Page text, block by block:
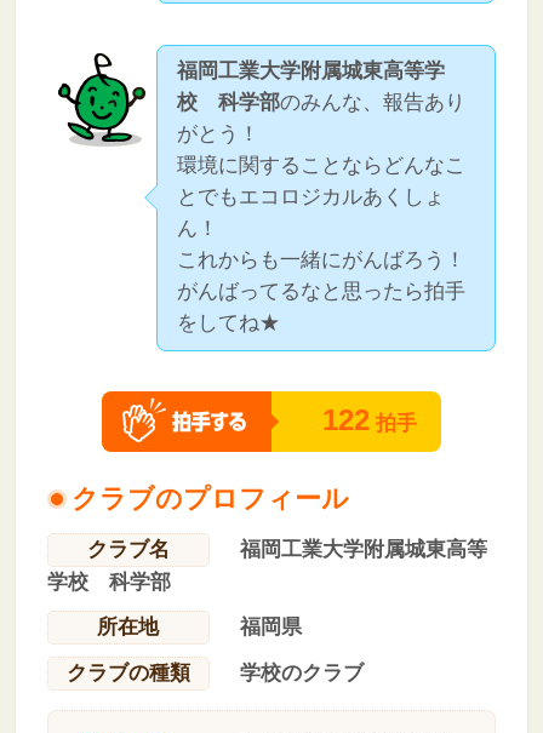
福岡工業大学附属城東高等学
校 科学部のみんな、報告あり
がとう！
環境に関することならどんなこ
とでもエコロジカルあくしょ
ん！
これからも一緒にがんばろう！
がんばってるなと思ったら拍手
をしてね★
122 拍手
クラブのプロフィール
クラブ名
福岡工業大学附属城東高等
学校 科学部
所在地
福岡県
クラブの種類
学校のクラブ